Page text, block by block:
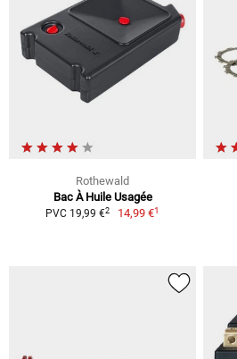
Rothewald
Bac À Huile Usagée
PVC 19,99 €2 14,99 €1